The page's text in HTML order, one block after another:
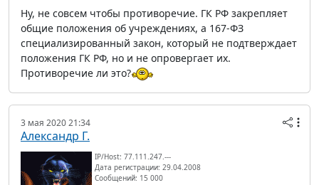
Ну, не совсем чтобы противоречие. ГК РФ закрепляет
общие положения об учреждениях, а 167-ФЗ
специализированный закон, который не подтверждает
положения ГК РФ, но и не опровергает их.
Противоречие ли это?
3 мая 2020 21:34
Александр Г.
IP/Host: 77.111.247.---
Дата регистрации: 29.04.2008
Сообщений: 15 000